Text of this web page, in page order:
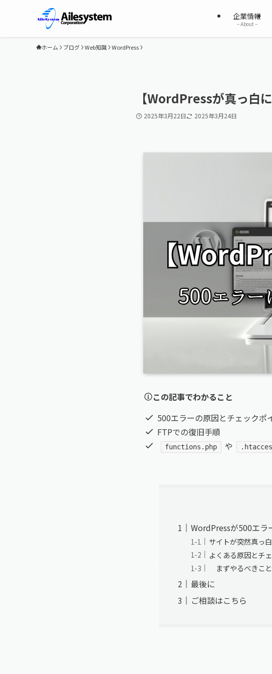
企業情報
– About –
ホーム ブログ Web知識 WordPress
【WordPressが真っ白
2025年3月22日 2025年3月24日
この記事でわかること
500エラーの原因とチェックポ
FTPでの復旧手順
functions.php や
WordPressが500エラ
サイトが突然真っ
よくある原因とチ
まずやるべきこ
最後に
ご相談はこちら